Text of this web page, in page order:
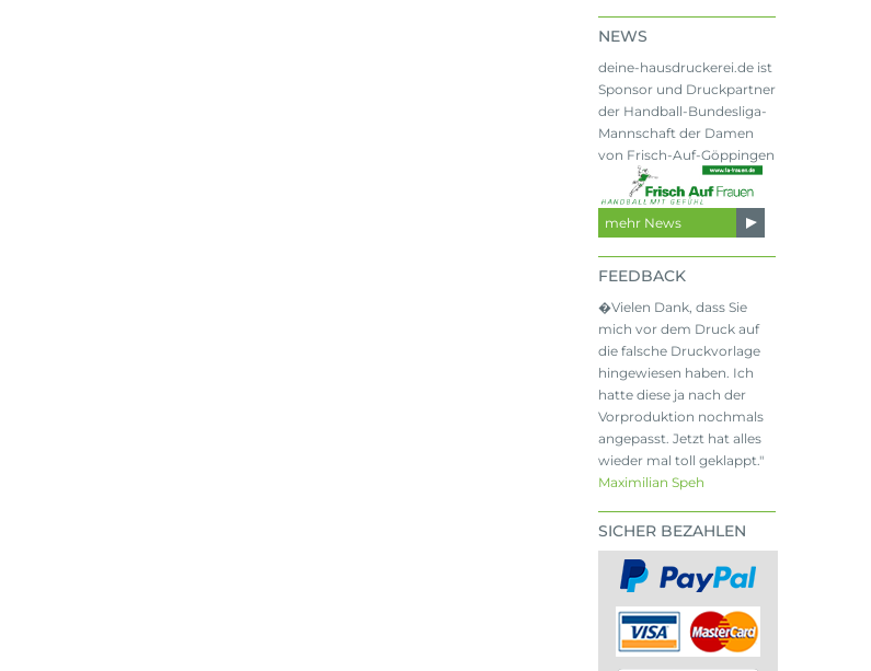
NEWS
deine-hausdruckerei.de ist
Sponsor und Druckpartner
der Handball-Bundesliga-
Mannschaft der Damen
von Frisch-Auf-Göppingen
mehr News
FEEDBACK
�Vielen Dank, dass Sie
mich vor dem Druck auf
die falsche Druckvorlage
hingewiesen haben. Ich
hatte diese ja nach der
Vorproduktion nochmals
angepasst. Jetzt hat alles
wieder mal toll geklappt."
Maximilian Speh
SICHER BEZAHLEN